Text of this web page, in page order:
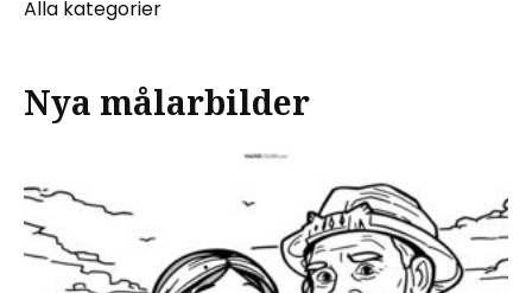
Alla kategorier
Nya målarbilder